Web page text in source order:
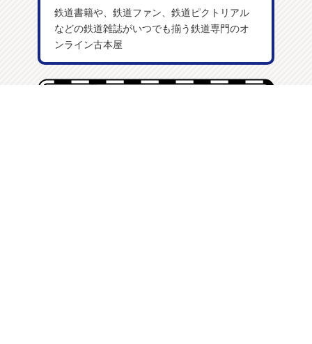
鉄道書籍や、鉄道ファン、鉄道ピクトリアル
などの鉄道雑誌がいつでも揃う鉄道専門のオ
ンライン古本屋